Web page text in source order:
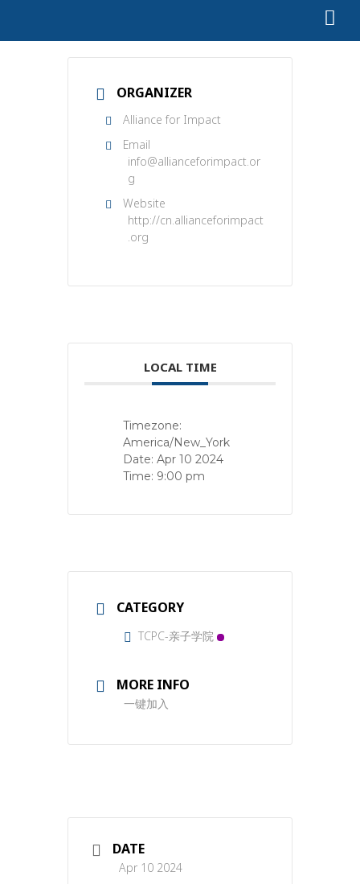
ORGANIZER
Alliance for Impact
Email
info@allianceforimpact.or
g
Website
http://cn.allianceforimpact
.org
LOCAL TIME
Timezone:
America/New_York
Date: Apr 10 2024
Time: 9:00 pm
CATEGORY
TCPC-亲子学院
MORE INFO
一键加入
DATE
Apr 10 2024